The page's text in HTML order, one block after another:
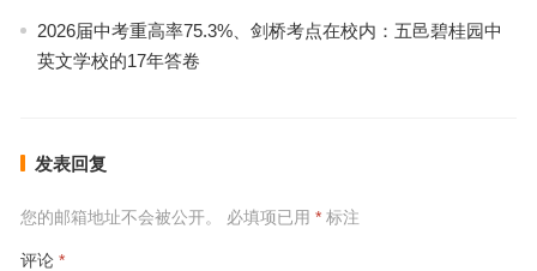
2026届中考重高率75.3%、剑桥考点在校内：五邑碧桂园中
英文学校的17年答卷
发表回复
您的邮箱地址不会被公开。 必填项已用 *标注
评论 *